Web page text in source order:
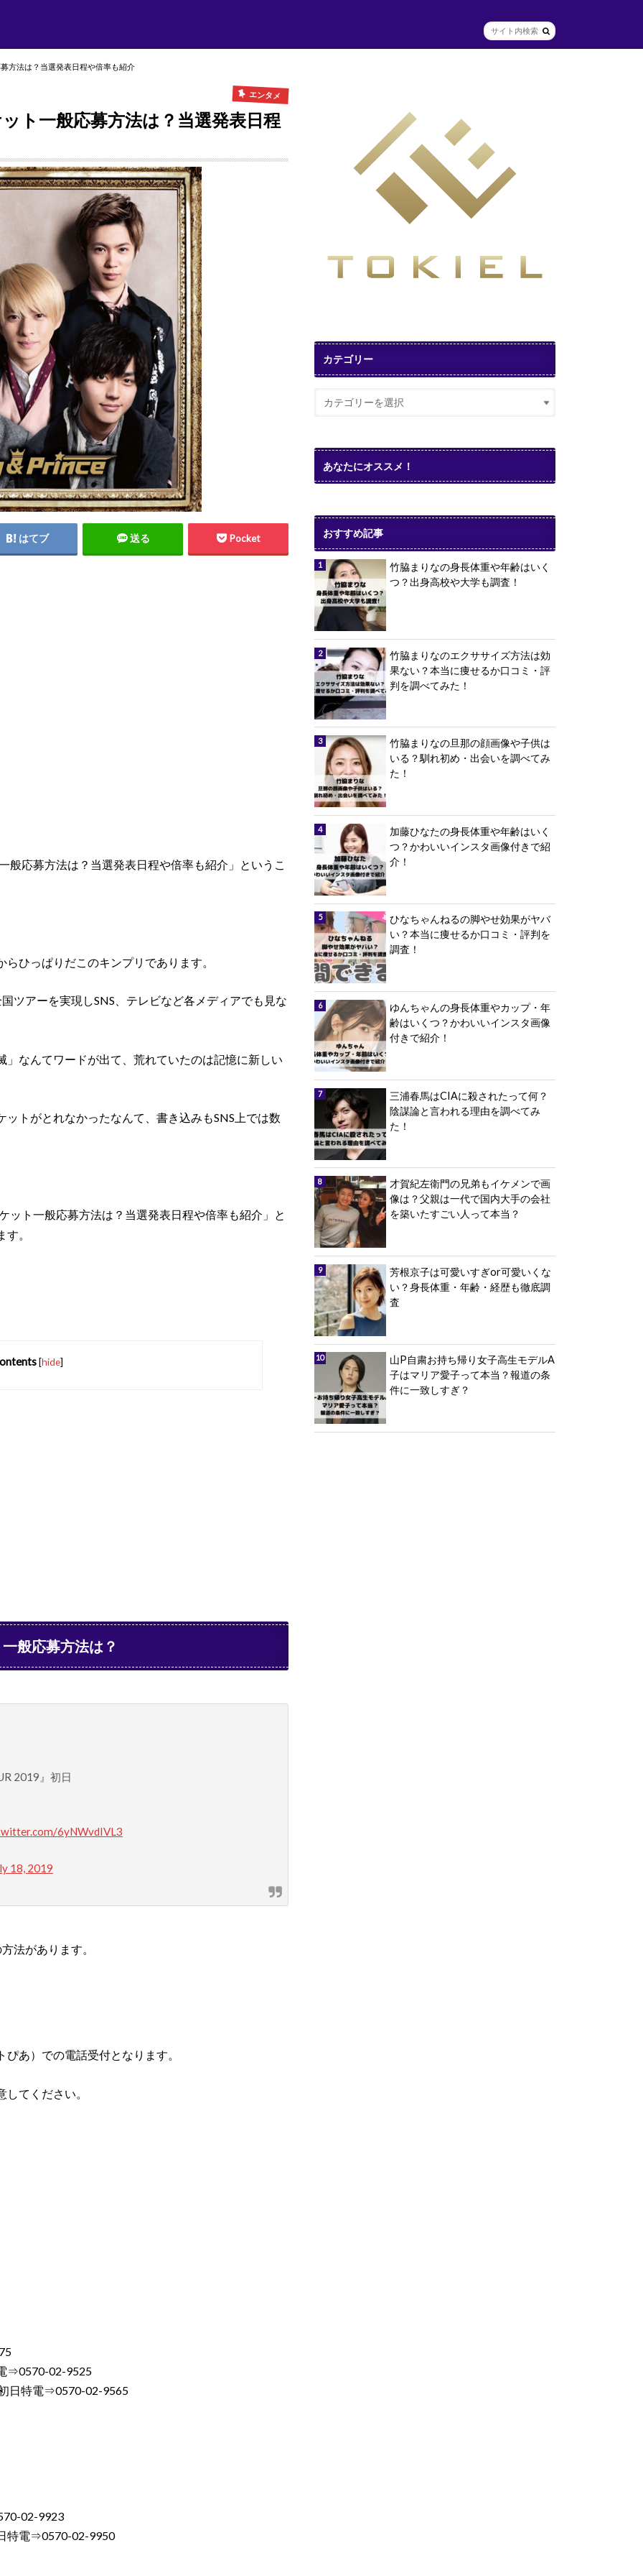
方法は？当選発表日程や倍率も紹介
エンタメ
ト一般応募方法は？当選発表日程
はてブ 送る Pocket
般応募方法は？当選発表日程や倍率も紹介」というこ
ひっぱりだこのキンプリであります。
ツアーを実現しSNS、テレビなど各メディアでも見な
なんてワードが出て、荒れていたのは記憶に新しい
トがとれなかったなんて、書き込みもSNS上では数
ット一般応募方法は？当選発表日程や倍率も紹介」と
。
[hide]
般応募方法は？
2019』初日
6yNWvdIVL3
18, 2019
法があります。
あ）での電話受付となります。
てください。
⇒0570-02-9525
日特電⇒0570-02-9565
02-9923
特電⇒0570-02-9950
カテゴリー
あなたにオススメ！
おすすめ記事
竹脇まりなの身長体重や年齢はいく
つ？出身高校や大学も調査！
竹脇まりなのエクササイズ方法は効
果ない？本当に痩せるか口コミ・評
判を調べてみた！
竹脇まりなの旦那の顔画像や子供は
いる？馴れ初め・出会いを調べてみ
た！
加藤ひなたの身長体重や年齢はいく
つ？かわいいインスタ画像付きで紹
介！
ひなちゃんねるの脚やせ効果がヤバ
い？本当に痩せるか口コミ・評判を
調査！
ゆんちゃんの身長体重やカップ・年
齢はいくつ？かわいいインスタ画像
付きで紹介！
三浦春馬はCIAに殺されたって何？
陰謀論と言われる理由を調べてみ
た！
才賀紀左衛門の兄弟もイケメンで画
像は？父親は一代で国内大手の会社
を築いたすごい人って本当？
芳根京子は可愛いすぎor可愛いくな
い？身長体重・年齢・経歴も徹底調
査
山P自粛お持ち帰り女子高生モデルA
子はマリア愛子って本当？報道の条
件に一致しすぎ？